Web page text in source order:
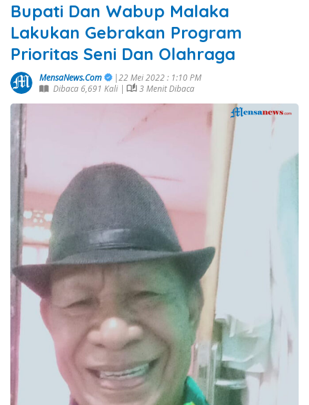
Bupati Dan Wabup Malaka
Lakukan Gebrakan Program
Prioritas Seni Dan Olahraga
MensaNews.Com
|22 Mei 2022 : 1:10 PM
Dibaca 6,691 Kali |
3 Menit Dibaca